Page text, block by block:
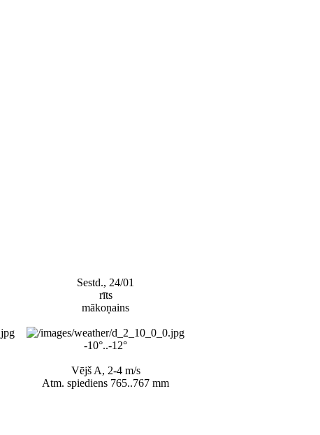
Sestd., 24/01
rīts
mākoņains
-10°..-12°
Vējš A, 2-4 m/s
Atm. spiediens 765..767 mm